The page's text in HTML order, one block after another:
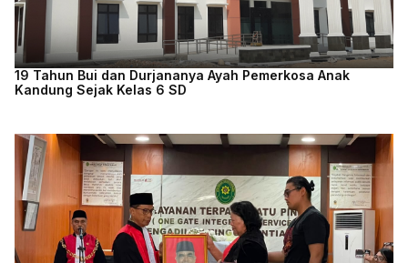
19 Tahun Bui dan Durjananya Ayah Pemerkosa Anak
Kandung Sejak Kelas 6 SD